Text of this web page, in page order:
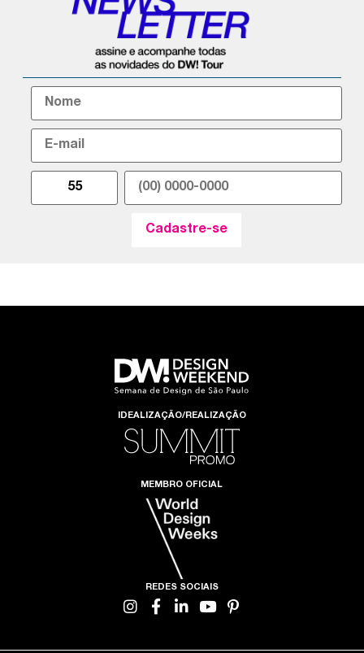
IDEALIZAÇÃO/REALIZAÇÃO
MEMBRO OFICIAL
REDES SOCIAIS